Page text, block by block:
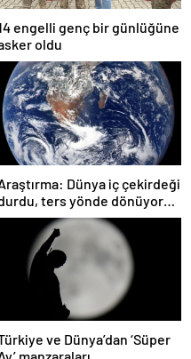
engelli genç bir günlüğüne
oldu
Dünya iç çekirdeği
ters yönde dönüyor
ve Dünya’dan ‘Süper